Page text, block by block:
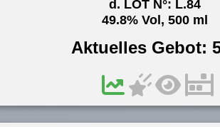
d. LOT N°: L.84
49.8% Vol, 500 ml
Aktuelles Gebot: